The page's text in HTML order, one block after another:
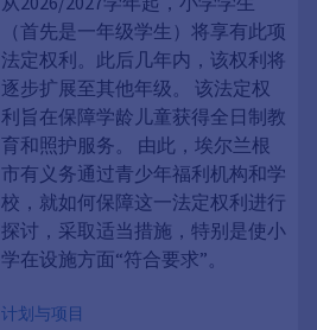
（首先是一年级学生）将享有此项
法定权利。此后几年内，该权利将
逐步扩展至其他年级。 该法定权
利旨在保障学龄儿童获得全日制教
育和照护服务。 由此，埃尔兰根
市有义务通过青少年福利机构和学
校，就如何保障这一法定权利进行
探讨，采取适当措施，特别是使小
学在设施方面“符合要求”。
计划与项目